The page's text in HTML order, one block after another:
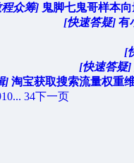
众筹] 鬼脚七鬼哥样本
[快速答疑] 有
[
[快速答疑]
] 淘宝获取搜索流量权重
10... 34下一页